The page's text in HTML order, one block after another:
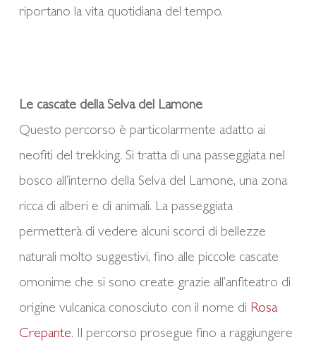
riportano la vita quotidiana del tempo.
Le cascate della Selva del Lamone
Questo percorso è particolarmente adatto ai
neofiti del trekking. Si tratta di una passeggiata nel
bosco all’interno della Selva del Lamone, una zona
ricca di alberi e di animali. La passeggiata
permetterà di vedere alcuni scorci di bellezze
naturali molto suggestivi, fino alle piccole cascate
omonime che si sono create grazie all’anfiteatro di
origine vulcanica conosciuto con il nome di Rosa
Crepante. Il percorso prosegue fino a raggiungere